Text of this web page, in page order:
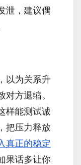
泄，建议偶
以为关系升
方退缩。
样能测试诚
把压力释放
真正的稳定
果话多让你